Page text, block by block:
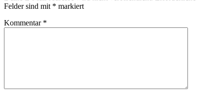
Felder sind mit * markiert
Kommentar *